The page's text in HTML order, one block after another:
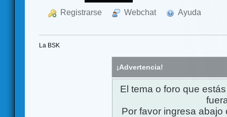
Registrarse Webchat Ayuda
La BSK
¡Advertencia!
El tema o foro que
Por favor ingresa